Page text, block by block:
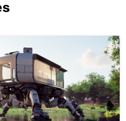
싱을 제공하는 NVIDIA OptiX 8